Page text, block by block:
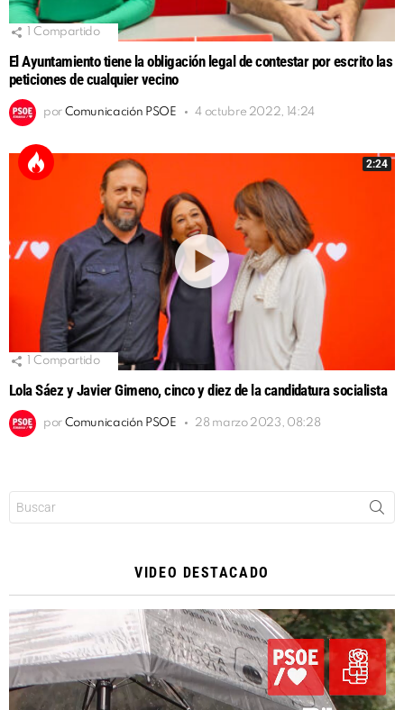
Compartido
El Ayuntamiento tiene la obligación legal de contestar por escrito las
peticiones de cualquier vecino
por Comunicación PSOE 4 octubre 2022, 14:24
2:24
Compartido
Lola Sáez y Javier Gimeno, cinco y diez de la candidatura socialista
por Comunicación PSOE 28 marzo 2023, 08:28
VIDEO DESTACADO
Reproductor
de
vídeo